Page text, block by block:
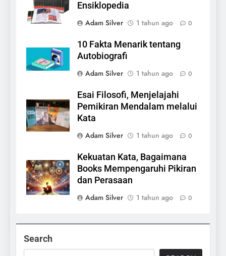
Ensiklopedia
Adam Silver
1 tahun ago 0
10 Fakta Menarik tentang
Autobiografi
Adam Silver
1 tahun ago 0
Esai Filosofi, Menjelajahi
Pemikiran Mendalam melalui
Kata
Adam Silver
1 tahun ago 0
Kekuatan Kata, Bagaimana
Books Mempengaruhi Pikiran
dan Perasaan
Adam Silver
1 tahun ago 0
Search